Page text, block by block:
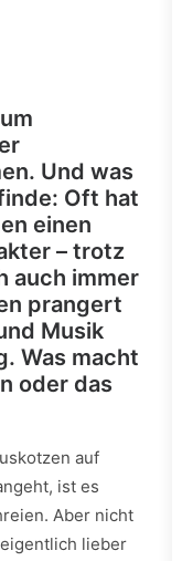
Und was
Oft hat
einen
– trotz
auch immer
prangert
Musik
Was macht
oder das
auf
ist es
Aber nicht
lieber